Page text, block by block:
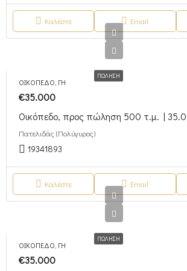
Καλέστε Email
ΠΏΛΗΣΗ
ΟΙΚΌΠΕΔΟ, ΓΗ
€35.000
Οικόπεδο, προς πώληση 500 τ.μ. |
Πατελιδάς (Πολύγυρος)
19341893
Καλέστε Email
ΠΏΛΗΣΗ
ΟΙΚΌΠΕΔΟ, ΓΗ
€35.000